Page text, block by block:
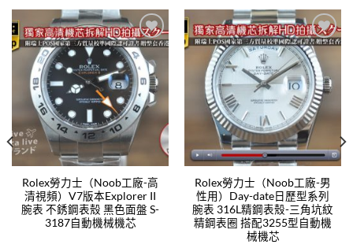
Add to
wishlist
Rolex勞力士（Noob工廠-高
清視頻）V7版本Explorer II
腕表 不銹鋼表殼 黑色面盤 S-
3187自動機械機芯
Add to
wishlist
Rolex勞力士（Noob工廠-男
性用）Day-date日歷型系列
腕表 316L精鋼表殼-三角坑紋
精鋼表圈 搭配3255型自動機
械機芯